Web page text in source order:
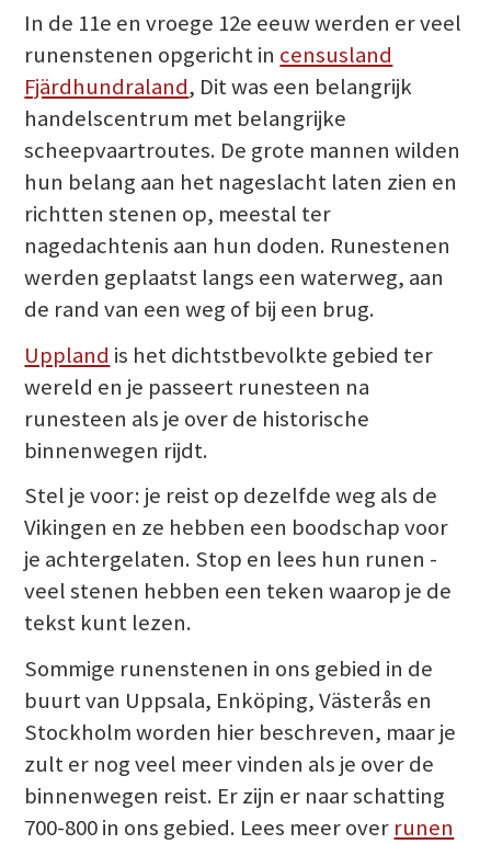
In de 11e en vroege 12e eeuw werden er veel
runenstenen opgericht in censusland
Fjärdhundraland, Dit was een belangrijk
handelscentrum met belangrijke
scheepvaartroutes. De grote mannen wilden
hun belang aan het nageslacht laten zien en
richtten stenen op, meestal ter
nagedachtenis aan hun doden. Runestenen
werden geplaatst langs een waterweg, aan
de rand van een weg of bij een brug.
Uppland is het dichtstbevolkte gebied ter
wereld en je passeert runesteen na
runesteen als je over de historische
binnenwegen rijdt.
Stel je voor: je reist op dezelfde weg als de
Vikingen en ze hebben een boodschap voor
je achtergelaten. Stop en lees hun runen -
veel stenen hebben een teken waarop je de
tekst kunt lezen.
Sommige runenstenen in ons gebied in de
buurt van Uppsala, Enköping, Västerås en
Stockholm worden hier beschreven, maar je
zult er nog veel meer vinden als je over de
binnenwegen reist. Er zijn er naar schatting
700-800 in ons gebied. Lees meer over runen